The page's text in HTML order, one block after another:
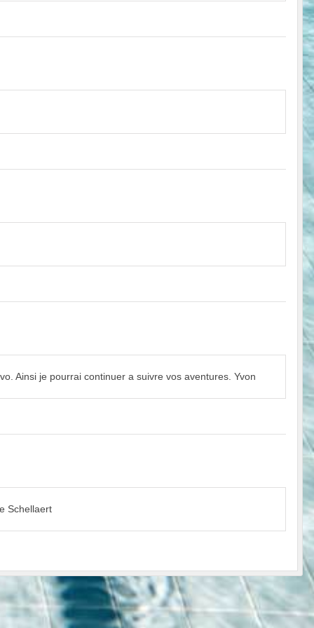
Ainsi je pourrai continuer a suivre vos aventures. Yvon
Schellaert